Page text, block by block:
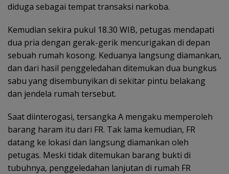
diduga sebagai tempat transaksi narkoba.
Kemudian sekira pukul 18.30 WIB, petugas mendapati
dua pria dengan gerak-gerik mencurigakan di depan
sebuah rumah kosong. Keduanya langsung diamankan,
dan dari hasil penggeledahan ditemukan dua bungkus
sabu yang disembunyikan di sekitar pintu belakang
dan jendela rumah tersebut.
Saat diinterogasi, tersangka A mengaku memperoleh
barang haram itu dari FR. Tak lama kemudian, FR
datang ke lokasi dan langsung diamankan oleh
petugas. Meski tidak ditemukan barang bukti di
tubuhnya, penggeledahan lanjutan di rumah FR